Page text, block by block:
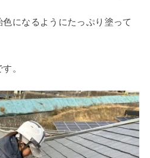
になるようにたっぷり塗って
。